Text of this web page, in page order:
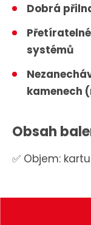
Dobrá
systémů
kamenech
Obsah
✅ Objem: